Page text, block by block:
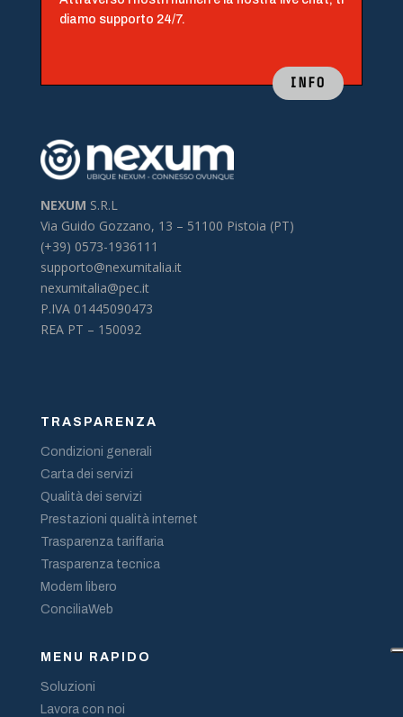
diamo supporto 24/7.
INFO
NEXUM S.R.L
Via Guido Gozzano, 13 – 51100 Pistoia (PT)
(+39) 0573-1936111
supporto@nexumitalia.it
nexumitalia@pec.it
P.IVA 01445090473
REA PT – 150092
TRASPARENZA
Condizioni generali
Carta dei servizi
Qualità dei servizi
Prestazioni qualità internet
Trasparenza tariffaria
Trasparenza tecnica
Modem libero
ConciliaWeb
MENU RAPIDO
Soluzioni
Lavora con noi